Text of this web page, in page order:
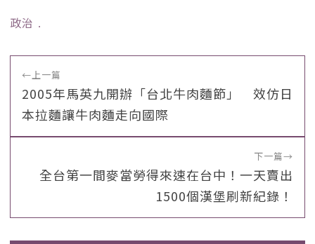
政治 ﹒
←上一篇
2005年馬英九開辦「台北牛肉麵節」 效仿日
本拉麵讓牛肉麵走向國際
下一篇→
全台第一間麥當勞得來速在台中！一天賣出
1500個漢堡刷新紀錄！